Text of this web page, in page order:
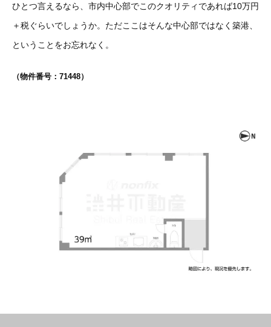
ひとつ言えるなら、市内中心部でこのクオリティであれば10万円
＋税ぐらいでしょうか。ただここはそんな中心部ではなく築港、
ということをお忘れなく。
（物件番号：71448）